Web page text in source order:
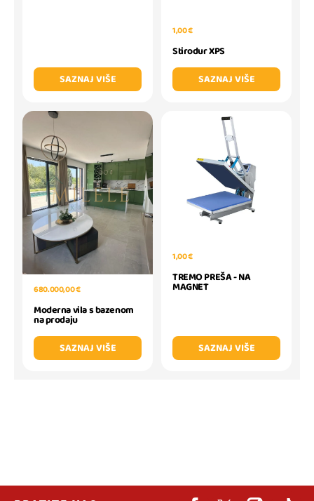
SAZNAJ VIŠE
1,00 €
Stirodur XPS
SAZNAJ VIŠE
680.000,00 €
Moderna vila s bazenom
na prodaju
SAZNAJ VIŠE
1,00 €
TREMO PREŠA - NA
MAGNET
SAZNAJ VIŠE